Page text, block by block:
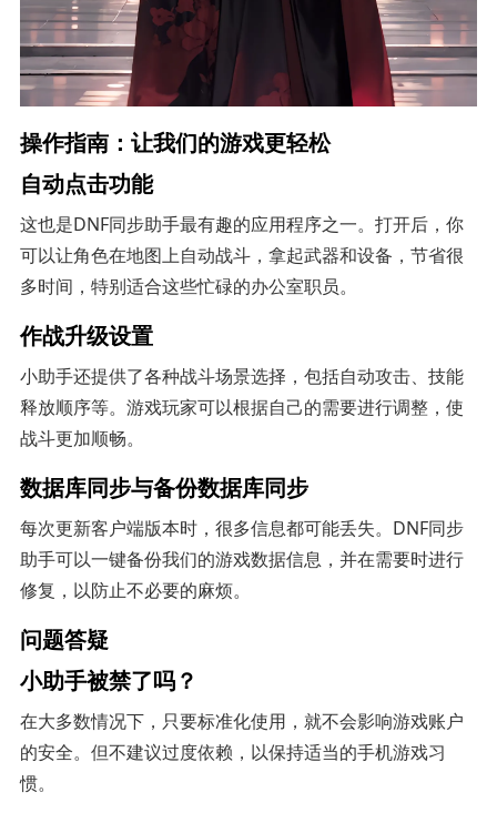
操作指南：让我们的游戏更轻松
自动点击功能
这也是DNF同步助手最有趣的应用程序之一。打开后，你
可以让角色在地图上自动战斗，拿起武器和设备，节省很
多时间，特别适合这些忙碌的办公室职员。
作战升级设置
小助手还提供了各种战斗场景选择，包括自动攻击、技能
释放顺序等。游戏玩家可以根据自己的需要进行调整，使
战斗更加顺畅。
数据库同步与备份数据库同步
每次更新客户端版本时，很多信息都可能丢失。DNF同步
助手可以一键备份我们的游戏数据信息，并在需要时进行
修复，以防止不必要的麻烦。
问题答疑
小助手被禁了吗？
在大多数情况下，只要标准化使用，就不会影响游戏账户
的安全。但不建议过度依赖，以保持适当的手机游戏习
惯。